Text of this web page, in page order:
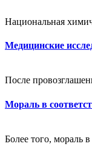
Национальная
Медицинские
После
Мораль в
Более того, мораль